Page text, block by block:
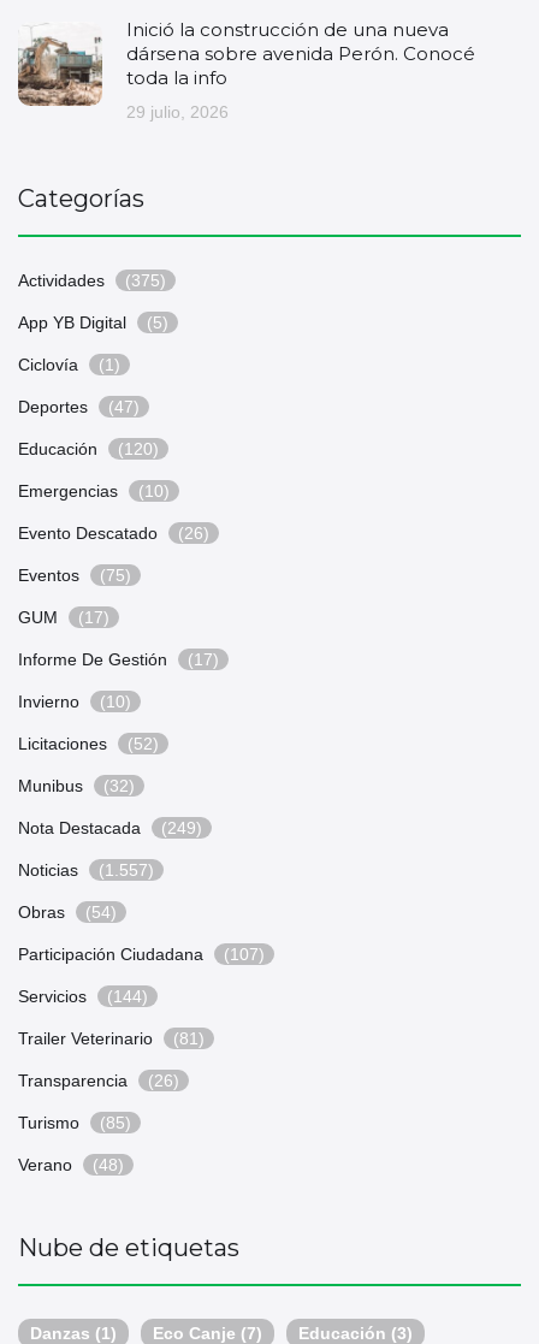
Inició la construcción de una nueva
dársena sobre avenida Perón. Conocé
toda la info
29 julio, 2026
Categorías
Actividades (375)
App YB Digital (5)
Ciclovía (1)
Deportes (47)
Educación (120)
Emergencias (10)
Evento Descatado (26)
Eventos (75)
GUM (17)
Informe De Gestión (17)
Invierno (10)
Licitaciones (52)
Munibus (32)
Nota Destacada (249)
Noticias (1.557)
Obras (54)
Participación Ciudadana (107)
Servicios (144)
Trailer Veterinario (81)
Transparencia (26)
Turismo (85)
Verano (48)
Nube de etiquetas
Danzas (1) Eco Canje (7) Educación (3)